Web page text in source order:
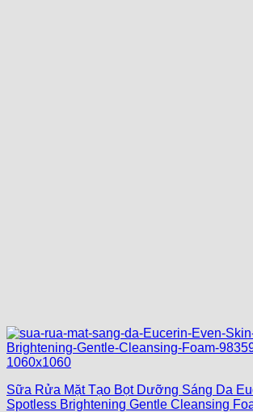
Sữa Rửa Mặt Tạo Bọt Dưỡng Sáng Da
Spotless Brightening Gentle Cleansing